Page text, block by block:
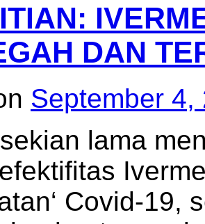
DAN
September 4,
lama
Covid-19,